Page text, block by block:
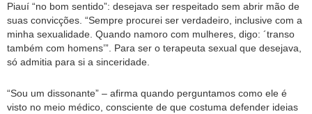
Piauí “no bom sentido”: desejava ser respeitado sem abrir mão de
suas convicções. “Sempre procurei ser verdadeiro, inclusive com a
minha sexualidade. Quando namoro com mulheres, digo: ´transo
também com homens’”. Para ser o terapeuta sexual que desejava,
só admitia para si a sinceridade.
“Sou um dissonante” – afirma quando perguntamos como ele é
visto no meio médico, consciente de que costuma defender ideias